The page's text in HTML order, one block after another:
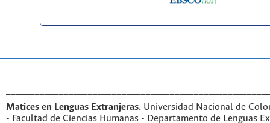
Matices en Lenguas Extranjeras. Universidad Nacional de
- Facultad de Ciencias Humanas - Departamento de Lenguas